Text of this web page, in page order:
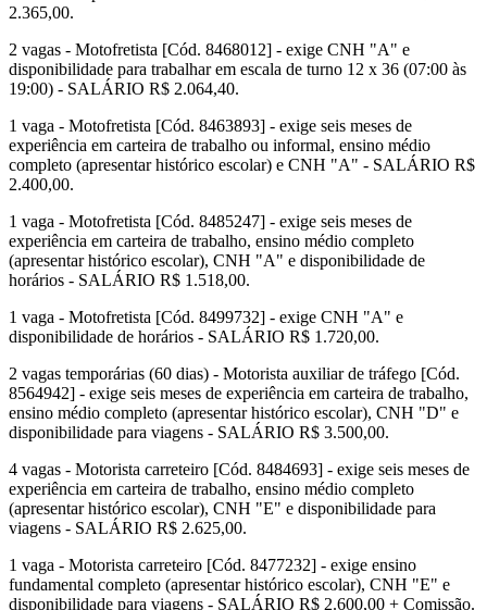
2.365,00.
2 vagas - Motofretista [Cód. 8468012] - exige CNH "A" e
disponibilidade para trabalhar em escala de turno 12 x 36 (07:00 às
19:00) - SALÁRIO R$ 2.064,40.
1 vaga - Motofretista [Cód. 8463893] - exige seis meses de
experiência em carteira de trabalho ou informal, ensino médio
completo (apresentar histórico escolar) e CNH "A" - SALÁRIO R$
2.400,00.
1 vaga - Motofretista [Cód. 8485247] - exige seis meses de
experiência em carteira de trabalho, ensino médio completo
(apresentar histórico escolar), CNH "A" e disponibilidade de
horários - SALÁRIO R$ 1.518,00.
1 vaga - Motofretista [Cód. 8499732] - exige CNH "A" e
disponibilidade de horários - SALÁRIO R$ 1.720,00.
2 vagas temporárias (60 dias) - Motorista auxiliar de tráfego [Cód.
8564942] - exige seis meses de experiência em carteira de trabalho,
ensino médio completo (apresentar histórico escolar), CNH "D" e
disponibilidade para viagens - SALÁRIO R$ 3.500,00.
4 vagas - Motorista carreteiro [Cód. 8484693] - exige seis meses de
experiência em carteira de trabalho, ensino médio completo
(apresentar histórico escolar), CNH "E" e disponibilidade para
viagens - SALÁRIO R$ 2.625,00.
1 vaga - Motorista carreteiro [Cód. 8477232] - exige ensino
fundamental completo (apresentar histórico escolar), CNH "E" e
disponibilidade para viagens - SALÁRIO R$ 2.600,00 + Comissão.